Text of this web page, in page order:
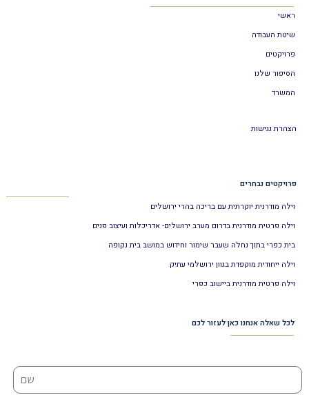
ראשי
שיטת העבודה
פרויקטים
הסיפור שלנו
המשרד
הצהרת נגישות
פרויקטים נבחרים
וילה מודרנית יוקרתית עם בריכה בהרי ירושלים
וילה פרטית מודרנית בדרום מערב ירושלים- אדריכלות ועיצוב פנים
בית כפרי בתוך נחלה שעבר שימור וחידוש במושב בית נקופה
וילה ייחודית מוקפדת בגוון ירושלמי עתיק
וילה פרטית מודרנית ביישוב כפרי
לכל שאלה אנחנו כאן לעזור לכם